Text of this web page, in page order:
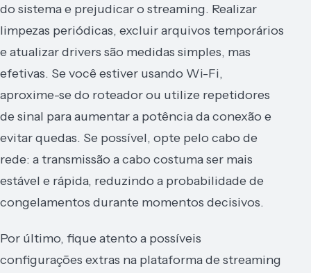
do sistema e prejudicar o streaming. Realizar
limpezas periódicas, excluir arquivos temporários
e atualizar drivers são medidas simples, mas
efetivas. Se você estiver usando Wi-Fi,
aproxime-se do roteador ou utilize repetidores
de sinal para aumentar a potência da conexão e
evitar quedas. Se possível, opte pelo cabo de
rede: a transmissão a cabo costuma ser mais
estável e rápida, reduzindo a probabilidade de
congelamentos durante momentos decisivos.
Por último, fique atento a possíveis
configurações extras na plataforma de streaming